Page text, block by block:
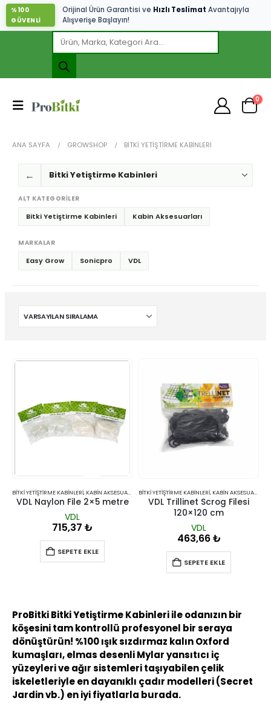
%100
GÜVENLİ
Orijinal Ürün Garantisi ve Hızlı Teslimat Avantajıyla
Alışverişe Başlayın!
0
ANA SAYFA GROWSHOP BITKI YETIŞTIRME KABINLERI
←
ALT KATEGORILER
Bitki Yetiştirme Kabinleri Kabin Aksesuarları
MARKALAR
Easy Grow Sonicpro VDL
BITKI YETIŞTIRME KABINLERI, KABIN AKSESUARLARI
VDL Naylon File 2×5 metre
VDL
715,37 ₺
SEPETE EKLE
BITKI YETIŞTIRME KABINLERI, KABIN AKSESUARLARI
VDL Trillinet Scrog Filesi
120×120 cm
VDL
463,66₺
SEPETE EKLE
ProBitki Bitki Yetiştirme Kabinleri ile odanızın bir
köşesini tam kontrollü profesyonel bir seraya
dönüştürün! %100 ışık sızdırmaz kalın Oxford
kumaşları, elmas desenli Mylar yansıtıcı iç
yüzeyleri ve ağır sistemleri taşıyabilen çelik
iskeletleriyle en dayanıklı çadır modelleri (Secret
Jardin vb.) en iyi fiyatlarla burada.